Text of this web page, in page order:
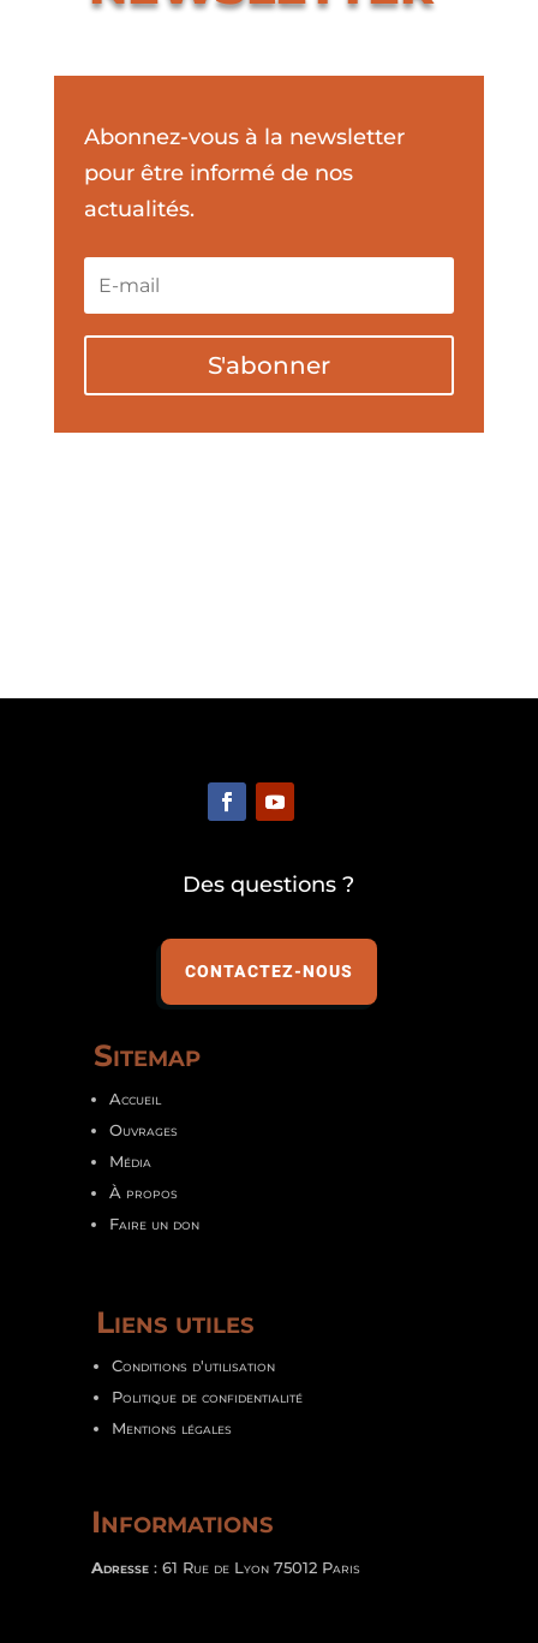
Abonnez-vous à la newsletter
pour être informé de nos
actualités.
S'abonner
Des questions ?
CONTACTEZ-NOUS
Sitemap
Accueil
Ouvrages
Média
À propos
Faire un don
Liens utiles
Conditions d'utilisation
Politique de confidentialité
Mentions légales
Informations
Adresse: 61 Rue de Lyon 75012 Paris